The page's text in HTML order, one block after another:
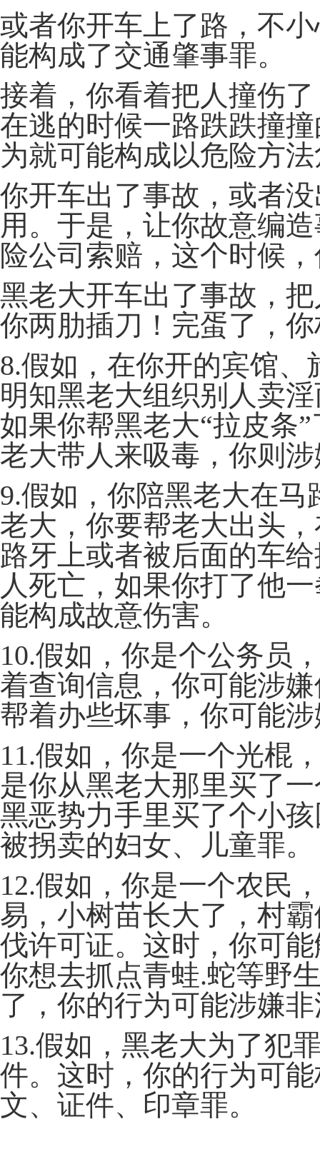
或者你开车上了路，不
能构成了交通肇事罪。
接着，你看着把人撞伤
在逃的时候一路跌跌撞
为就可能构成以危险方
你开车出了事故，或者
用。于是，让你故意编
险公司索赔，这个时候
黑老大开车出了事故，
你两肋插刀！完蛋了，
8.假如，在你开的宾馆
明知黑老大组织别人卖
如果你帮黑老大“拉皮条
老大带人来吸毒，你则
9.假如，你陪黑老大在
老大，你要帮老大出头
路牙上或者被后面的车
人死亡，如果你打了他
能构成故意伤害。
10.假如，你是个公务员
着查询信息，你可能涉
帮着办些坏事，你可能
11.假如，你是一个光棍
是你从黑老大那里买了
黑恶势力手里买了个小
被拐卖的妇女、儿童罪。
12.假如，你是一个农民
易，小树苗长大了，村
伐许可证。这时，你可
你想去抓点青蛙.蛇等野
了，你的行为可能涉嫌
13.假如，黑老大为了犯
件。这时，你的行为可
文、证件、印章罪。